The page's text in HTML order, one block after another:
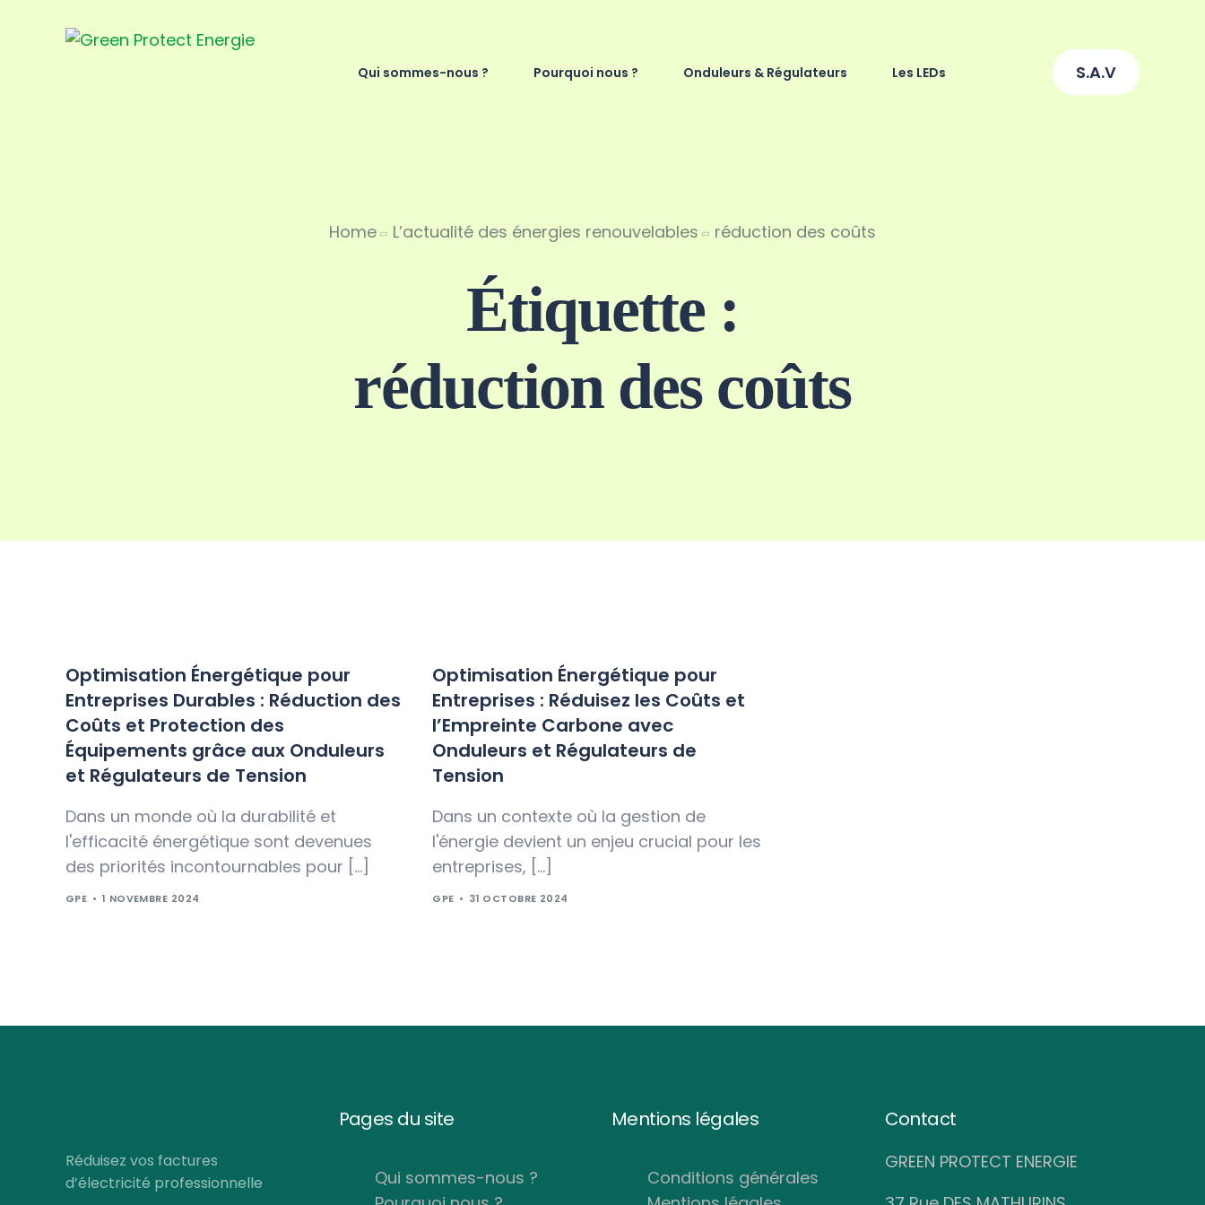
Qui sommes-nous ? Pourquoi nous ? Onduleurs & Régulateurs Les LEDs S.A.V
Home L’actualité des énergies renouvelables réduction des coûts
Étiquette :
réduction des coûts
Optimisation Énergétique pour
Entreprises Durables : Réduction des
Coûts et Protection des
Équipements grâce aux Onduleurs
et Régulateurs de Tension
Dans un monde où la durabilité et
l'efficacité énergétique sont devenues
des priorités incontournables pour […]
GPE 1 NOVEMBRE 2024
Optimisation Énergétique pour
Entreprises : Réduisez les Coûts et
l’Empreinte Carbone avec
Onduleurs et Régulateurs de
Tension
Dans un contexte où la gestion de
l'énergie devient un enjeu crucial pour les
entreprises, […]
GPE 31 OCTOBRE 2024
Réduisez vos factures
d’électricité professionnelle
Pages du site
Qui sommes-nous ?
Mentions légales
Conditions générales
Contact
GREEN PROTECT ENERGIE